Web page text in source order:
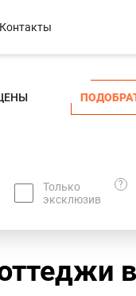
Контакты
Только
эксклюзив
?